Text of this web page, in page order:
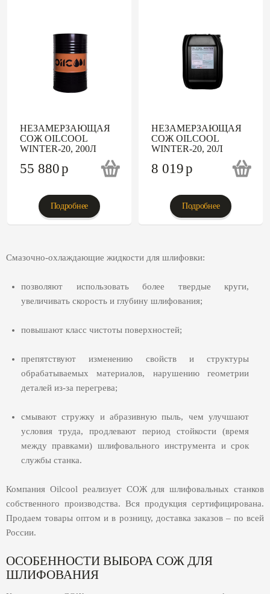
НЕЗАМЕРЗАЮЩАЯ
СОЖ OILCOOL
WINTER-20, 200Л
55 880p
Подробнее
НЕЗАМЕРЗАЮЩАЯ
СОЖ OILCOOL
WINTER-20, 20Л
8 019p
Подробнее
Смазочно-охлаждающие жидкости для шлифовки:
позволяют использовать более твердые круги,
увеличивать скорость и глубину шлифования;
повышают класс чистоты поверхностей;
препятствуют изменению свойств и структуры
обрабатываемых материалов, нарушению геометрии
деталей из-за перегрева;
смывают стружку и абразивную пыль, чем улучшают
условия труда, продлевают период стойкости (время
между правками) шлифовального инструмента и срок
службы станка.
Компания Oilcool реализует СОЖ для шлифовальных станков
собственного производства. Вся продукция сертифицирована.
Продаем товары оптом и в розницу, доставка заказов – по всей
России.
ОСОБЕННОСТИ ВЫБОРА СОЖ ДЛЯ
ШЛИФОВАНИЯ